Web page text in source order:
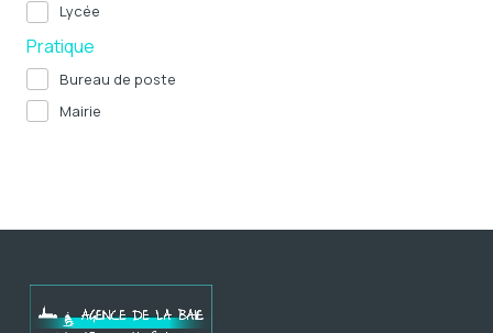
Lycée
Pratique
Bureau de poste
Mairie